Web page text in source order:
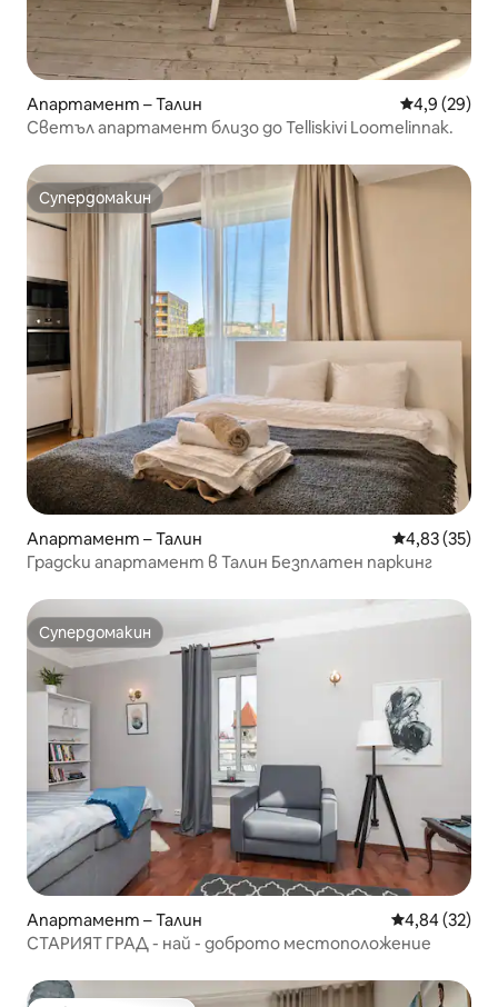
Апартамент – Талин Средна
4,9 (29)
Светъл апартамент близо до Telliskivi Loomelinnak.
Супердомакин
Супердомакин
Апартамент – Талин Средна
4,83 (35)
Градски апартамент в Талин Безплатен паркинг
Супердомакин
Супердомакин
Апартамент – Талин Средна
4,84 (32)
СТАРИЯТ ГРАД - най - доброто местоположение